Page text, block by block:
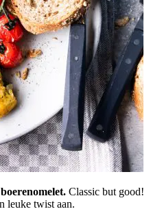
boerenomelet. Classic but good!
leuke twist aan.